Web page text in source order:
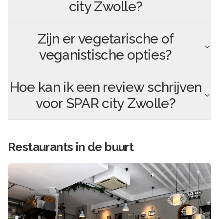
city Zwolle?
Zijn er vegetarische of
veganistische opties?
Hoe kan ik een review schrijven
voor SPAR city Zwolle?
Restaurants in de buurt